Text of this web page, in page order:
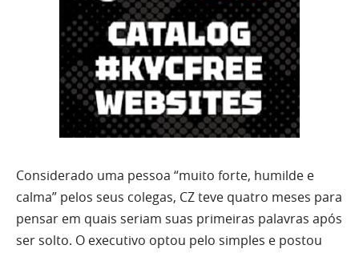
Considerado uma pessoa “muito forte, humilde e
calma” pelos seus colegas, CZ teve quatro meses para
pensar em quais seriam suas primeiras palavras após
ser solto. O executivo optou pelo simples e postou